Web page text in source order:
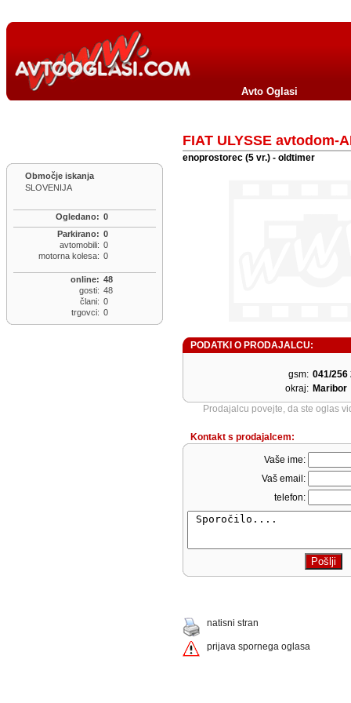
Avto Oglasi
Območje iskanja
SLOVENIJA
Ogledano: 0
Parkirano: 0
avtomobili: 0
motorna kolesa: 0
online: 48
gosti: 48
člani: 0
trgovci: 0
FIAT ULYSSE avtodom-
enoprostorec (5 vr.) - oldtimer
PODATKI O PRODAJALCU:
gsm:
okraj:
041/256
Maribor
Prodajalcu povejte, da ste oglas
Kontakt s prodajalcem:
Vaše ime:
Vaš email:
telefon:
natisni stran
prijava spornega oglasa